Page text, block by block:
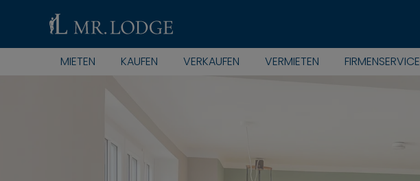
MIETEN KAUFEN VERKAUFEN VERMIETEN FIRMENSERVICE